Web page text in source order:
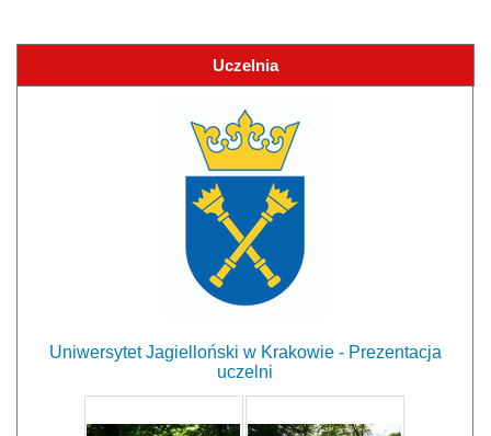
Uczelnia
Uniwersytet Jagielloński w Krakowie - Prezentacja
uczelni